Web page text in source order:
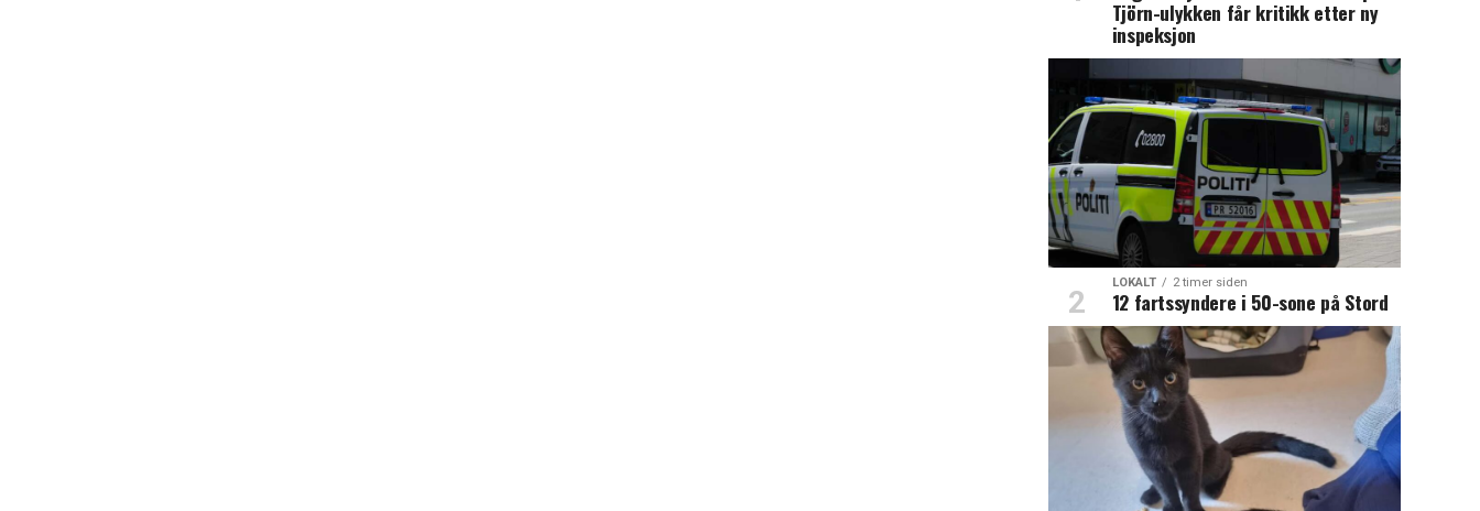
Tjörn-ulykken får kritikk etter ny
inspeksjon
LOKALT 2 timer siden
12 fartssyndere i 50-sone på Stord